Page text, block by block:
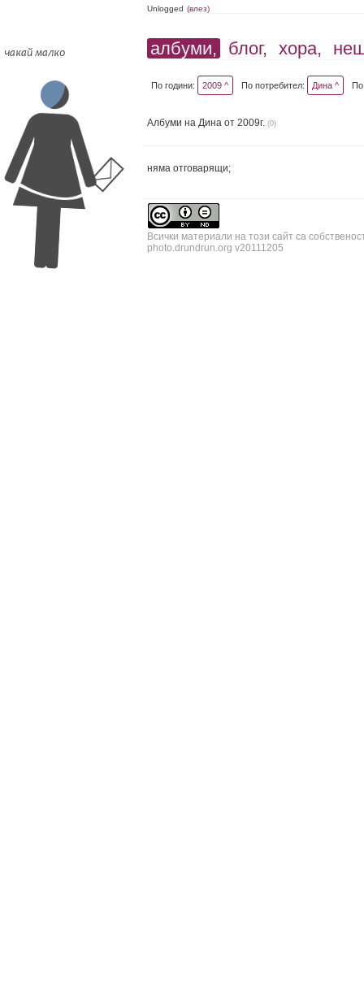
Unlogged (влез)
албуми, блог, хора,
По години: 2009 ^ По потребител: Дина ^
Албуми на Дина от 2009г. (0)
няма отговарящи;
Всички материали на този сайт са
photo.drundrun.org v20111205